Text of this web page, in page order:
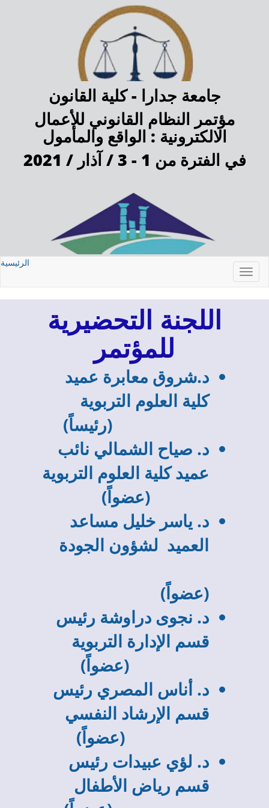
جامعة جدارا -كلية القانون
مؤتمر النظام القانوني للأعمال
الالكترونية : الواقع والمأمول
في الفترة من 1 - 3 / آذار / 2021
الرئيسية
اللجنة التحضيرية
للمؤتمر
د.شروق معابرة عميد
كلية العلوم التربوية
(رئيساً)
د. صياح الشمالي نائب
عميد كلية العلوم التربوية
(عضواً)
د. ياسر خليل مساعد
العميد لشؤون الجودة
د. نجوى دراوشة رئيس
قسم الإدارة التربوية
(عضواً)
د. أناس المصري رئيس
قسم الإرشاد النفسي
(عضواً)
د. لؤي عبيدات رئيس
قسم رياض الأطفال